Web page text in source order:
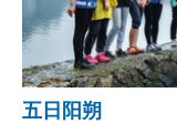
五日阳朔